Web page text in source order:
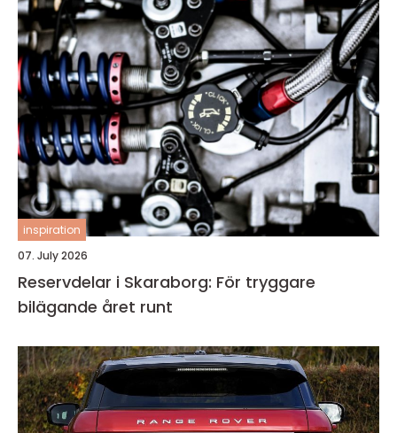
inspiration
07. July 2026
Reservdelar i Skaraborg: För tryggare
bilägande året runt